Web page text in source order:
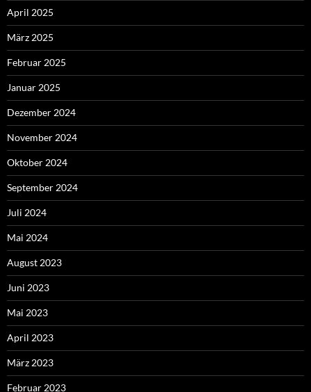
April 2025
März 2025
Februar 2025
Januar 2025
Dezember 2024
November 2024
Oktober 2024
September 2024
Juli 2024
Mai 2024
August 2023
Juni 2023
Mai 2023
April 2023
März 2023
Februar 2023